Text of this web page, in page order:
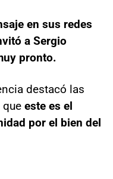
en sus redes
a Sergio
pronto.
destacó las
este es el
por el bien del